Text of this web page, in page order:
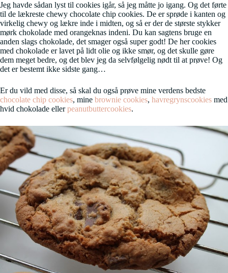
Jeg havde sådan lyst til cookies igår, så jeg måtte jo igang. Og det førte
til de lækreste chewy chocolate chip cookies. De er sprøde i kanten og
virkelig chewy og lækre inde i midten, og så er der de største stykker
mørk chokolade med orangeknas indeni. Du kan sagtens bruge en
anden slags chokolade, det smager også super godt! De her cookies
med chokolade er lavet på lidt olie og ikke smør, og det skulle gøre
dem meget bedre, og det blev jeg da selvfølgelig nødt til at prøve! Og
det er bestemt ikke sidste gang…
Er du vild med disse, så skal du også prøve mine verdens bedste
chocolate chip cookies, mine brownie cookies, havregrynscookies med
hvid chokolade ellerpeanutbuttercookies.